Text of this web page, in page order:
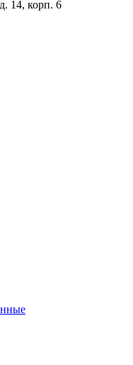
14, корп. 6